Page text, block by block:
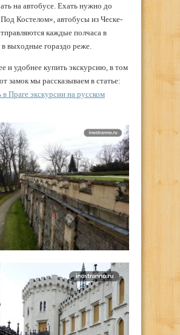
на автобусе. Ехать нужно до
Костелом», автобусы из Ческе-
каждые полчаса в
выходные гораздо реже.
и удобнее купить экскурсию, в том
замок мы рассказываем в статье:
в Праге экскурсии на русском